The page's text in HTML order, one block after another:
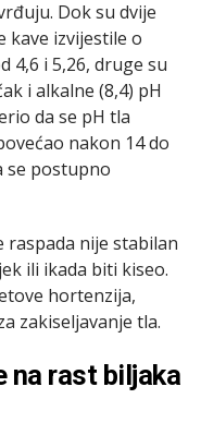
Dok su dvije
kave izvijestile o
4,6 i 5,26, druge su
i alkalne (8,4) pH
da se pH tla
nakon 14 do
se postupno
raspada nije stabilan
ili ikada biti kiseo.
hortenzija,
zakiseljavanje tla.
na rast biljaka